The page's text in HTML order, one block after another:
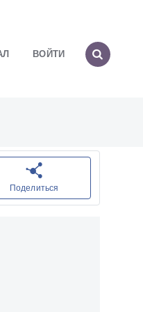
ВОЙТИ
Поделиться